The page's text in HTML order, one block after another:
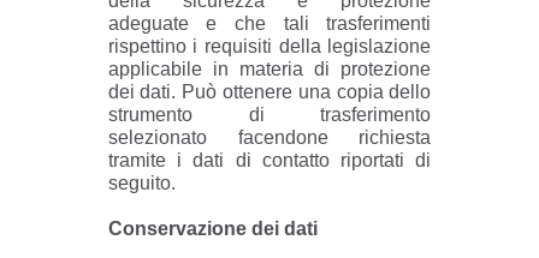
adeguate e che tali trasferimenti
rispettino i requisiti della legislazione
applicabile in materia di protezione
dei dati. Può ottenere una copia dello
strumento di trasferimento
selezionato facendone richiesta
tramite i dati di contatto riportati di
seguito.
Conservazione dei dati